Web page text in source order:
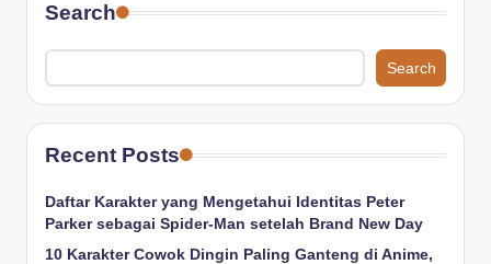
Search
Search
Recent Posts
Daftar Karakter yang Mengetahui Identitas Peter
Parker sebagai Spider-Man setelah Brand New Day
10 Karakter Cowok Dingin Paling Ganteng di Anime,